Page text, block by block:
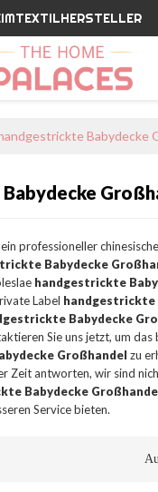
Babydecke
professioneller
Babydecke
handgestrickte
Label handgestrickte
Babydecke
Sie uns jetzt, um
Großhandel zu
Zeit antworten, wir sind
Babydecke
Service bieten.